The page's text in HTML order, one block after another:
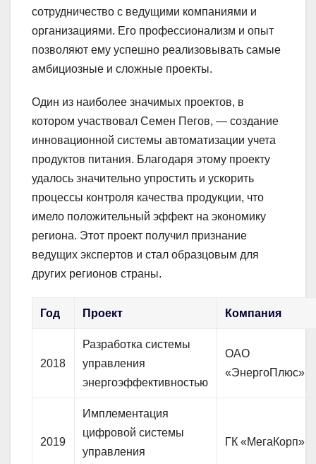
сотрудничество с ведущими компаниями и
организациями. Его профессионализм и опыт
позволяют ему успешно реализовывать самые
амбициозные и сложные проекты.
Один из наиболее значимых проектов, в
котором участвовал Семен Пегов, — создание
инновационной системы автоматизации учета
продуктов питания. Благодаря этому проекту
удалось значительно упростить и ускорить
процессы контроля качества продукции, что
имело положительный эффект на экономику
региона. Этот проект получил признание
ведущих экспертов и стал образцовым для
других регионов страны.
Год Проект Компания
2018
Разработка системы
управления
энергоэффективностью
ОАО
«ЭнергоПлюс»
2019
Имплементация
цифровой системы
управления
ГК «МегаКорп»